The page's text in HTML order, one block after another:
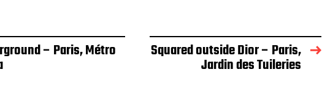
– Paris, Métro Squared outside Dior – Paris,
Jardin des Tuileries